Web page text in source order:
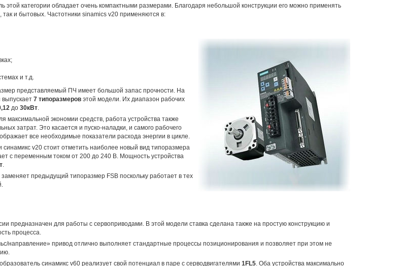
этой категории обладает очень компактными размерами. Благодаря небольшой конструкции его можно применять
и бытовых. Частотники sinamics v20 применяются в:
и т.д.
представляемый ПЧ имеет большой запас прочности. На
7 типоразмеровэтой модели. Их диапазон рабочих
до 30кВт.
максимальной экономии средств, работа устройства также
затрат. Это касается и пуско-наладки, и самого рабочего
все необходимые показатели расхода энергии в цикле.
синамикс v20 стоит отметить наиболее новый вид типоразмера
с переменным током от 200 до 240 В. Мощность устройства
.
предыдущий типоразмер FSB поскольку работает в тех
предназначен для работы с сервоприводами. В этой модели ставка сделана также на простую конструкцию и
процесса.
направление» привод отлично выполняет стандартные процессы позиционирования и позволяет при этом не
синамикс v60 реализует свой потенциал в паре с серводвигателями 1FL5. Оба устройства максимально